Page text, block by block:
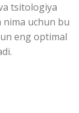
tsitologiya
nima uchun bu
eng optimal